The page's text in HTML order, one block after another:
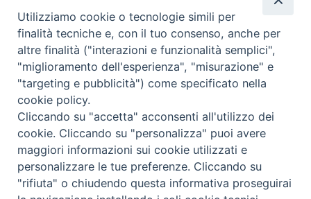
via Amedeo Rossi, 28 - 12100 Cuneo
segreteriagenerale@diocesicuneofossano.it
c.f. 96017380047
Utilizziamo cookie o tecnologie simili per
finalità tecniche e, con il tuo consenso, anche per
altre finalità ("interazioni e funzionalità semplici",
"miglioramento dell'esperienza", "misurazione" e
"targeting e pubblicità") come specificato nella
cookie policy.
Cliccando su "accetta" acconsenti all'utilizzo dei
cookie. Cliccando su "personalizza" puoi avere
maggiori informazioni sui cookie utilizzati e
personalizzare le tue preferenze. Cliccando su
"rifiuta" o chiudendo questa informativa proseguirai